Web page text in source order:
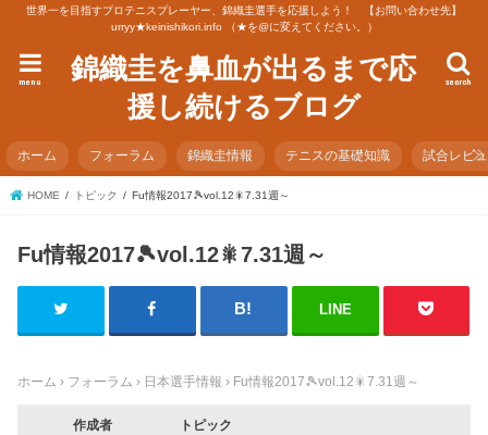
世界一を目指すプロテニスプレーヤー、錦織圭選手を応援しよう！ 【お問い合わせ先】
urryy★keinishikori.info （★を@に変えてください。）
錦織圭を鼻血が出るまで応
援し続けるブログ
search
menu
ホーム フォーラム 錦織圭情報 テニスの基礎知識 試合レビ
HOME トピック Fu情報2017🎾vol.12🎇7.31週～
Fu情報2017🎾vol.12🎇7.31週～
LINE
ホーム › フォーラム › 日本選手情報 › Fu情報2017🎾vol.12🎇7.31週～
作成者 トピック